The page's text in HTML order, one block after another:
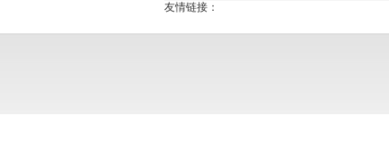
友情链接：